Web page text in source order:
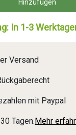
In 1-3
Versand
mit Paypal
Tagen.Mehr